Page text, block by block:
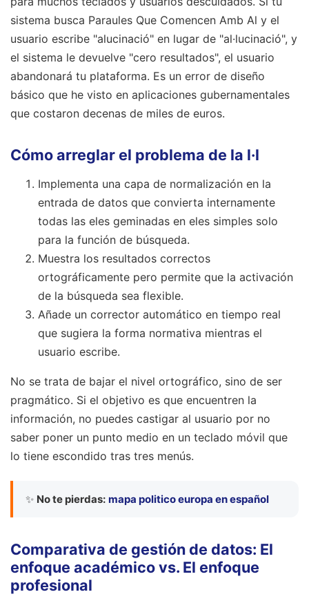
sistema busca Paraules Que Comencen Amb Al y el
usuario escribe "alucinació" en lugar de "al·lucinació", y
el sistema le devuelve "cero resultados", el usuario
abandonará tu plataforma. Es un error de diseño
básico que he visto en aplicaciones gubernamentales
que costaron decenas de miles de euros.
Cómo arreglar el problema de la l·l
Implementa una capa de normalización en la
entrada de datos que convierta internamente
todas las eles geminadas en eles simples solo
para la función de búsqueda.
Muestra los resultados correctos
ortográficamente pero permite que la activación
de la búsqueda sea flexible.
Añade un corrector automático en tiempo real
que sugiera la forma normativa mientras el
usuario escribe.
No se trata de bajar el nivel ortográfico, sino de ser
pragmático. Si el objetivo es que encuentren la
información, no puedes castigar al usuario por no
saber poner un punto medio en un teclado móvil que
lo tiene escondido tras tres menús.
✨ No te pierdas: mapa politico europa en español
Comparativa de gestión de datos: El
enfoque académico vs. El enfoque
profesional